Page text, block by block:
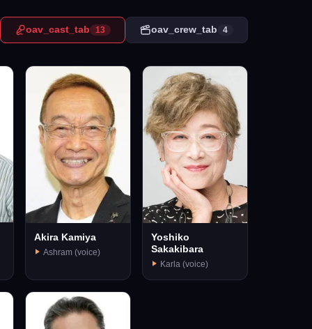
oav_cast_tab 13 oav_crew_tab 4
Akira Kamiya
Ashram (voice)
Yoshiko
Sakakibara
Karla (voice)